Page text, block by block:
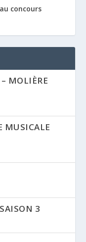
concours
– MOLIÈRE
MUSICALE
3